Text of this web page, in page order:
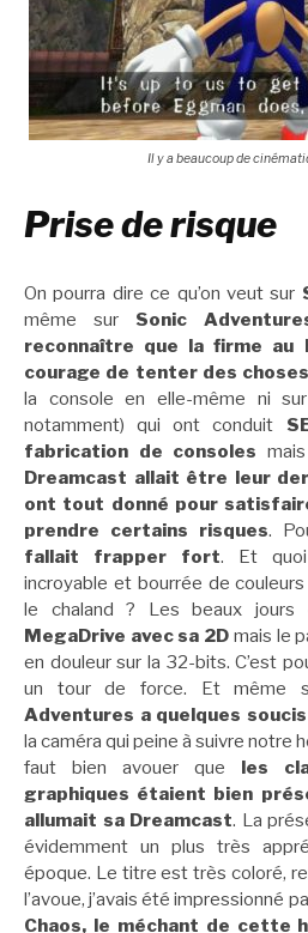
Il y a beaucoup de
Prise de risque
On pourra dire ce qu’on veut sur
même sur Sonic
reconnaître que la firme au
courage de tenter des
la console en elle-même ni
notamment) qui ont conduit
fabrication de consoles
Dreamcast allait être leur
ont tout donné pour
prendre certains risques.
fallait frapper fort. Et quoi
incroyable et bourrée de
le chaland ? Les beaux jours
MegaDrive avec sa 2D mais le
en douleur sur la 32-bits. C’est
un tour de force. Et même
Adventures a quelques soucis
la caméra qui peine à suivre notre
faut bien avouer que les
graphiques étaient bien
allumait sa Dreamcast. La
évidemment un plus très
époque. Le titre est très coloré,
l’avoue, j’avais été impressionné
Chaos, le méchant de cette